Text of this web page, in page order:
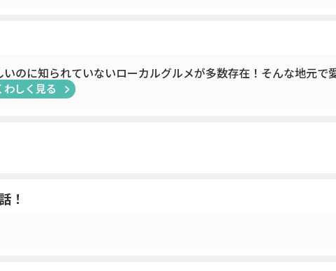
のに知られていないローカルグルメが多数存在！そんな地元
わしく見る
！